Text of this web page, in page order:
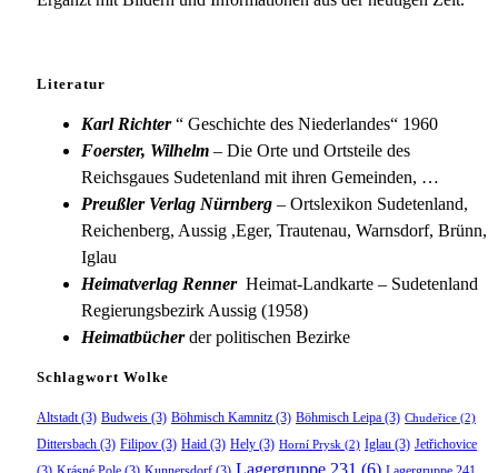
Literatur
Karl Richter“ Geschichte des Niederlandes“ 1960
Foerster, Wilhelm – Die Orte und Ortsteile des
Reichsgaues Sudetenland mit ihren Gemeinden, …
Preußler Verlag Nürnberg – Ortslexikon Sudetenland,
Reichenberg, Aussig ,Eger, Trautenau, Warnsdorf, Brünn,
Iglau
Heimatverlag Renner Heimat-Landkarte – Sudetenland
Regierungsbezirk Aussig (1958)
Heimatbücherder politischen Bezirke
Schlagwort Wolke
Altstadt(3) Budweis (3) Böhmisch Kamnitz (3) Böhmisch Leipa (3) Chudeřice (2)
Dittersbach (3) Filipov (3) Haid (3) Hely (3) Horní Prysk (2) Iglau (3) Jetřichovice